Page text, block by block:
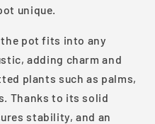
unique.
pot fits into any
adding charm and
plants such as palms,
Thanks to its solid
stability, and an